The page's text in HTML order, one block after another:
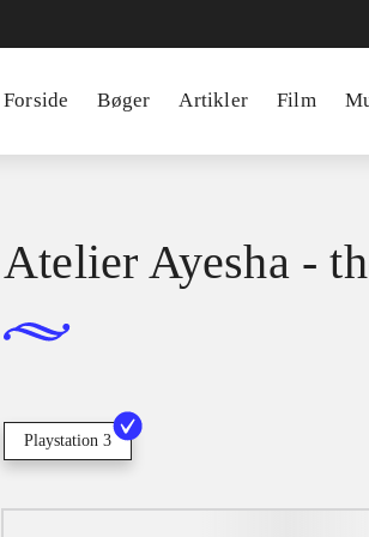
Forside Bøger Artikler Film
Atelier Ayesha -
Playstation 3